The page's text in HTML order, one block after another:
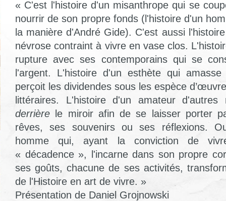
« C'est l'histoire d'un misanthrope qui se
nourrir de son propre fonds (l'histoire d'un
la manière d'André Gide). C'est aussi
névrose contraint à vivre en vase clos.
rupture avec ses contemporains qui se
l'argent. L'histoire d'un esthète qui
perçoit les dividendes sous les espèce
littéraires. L'histoire d'un amateur d'autres
derrière le miroir afin de se laisser porter
rêves, ses souvenirs ou ses réflexions.
homme qui, ayant la conviction de
« décadence », l'incarne dans son propre
ses goûts, chacune de ses activités,
de l'Histoire en art de vivre. »
Présentation de Daniel Grojnowski